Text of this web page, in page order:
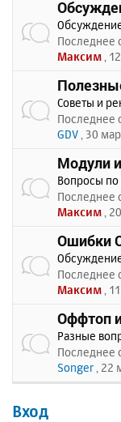
Последнее
Максим ,
Советы и
Последнее
GDV , 30
Модули
Вопросы по
Последнее
Максим ,
Ошибки
Последнее
Максим ,
Оффтоп
Разные
Последнее
Songer , 22
Вход